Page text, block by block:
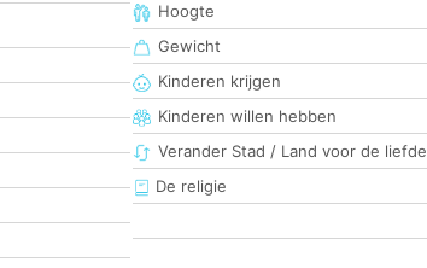
Hoogte
Gewicht
Kinderen krijgen
Kinderen willen hebben
Verander Stad / Land voor de liefde
De religie